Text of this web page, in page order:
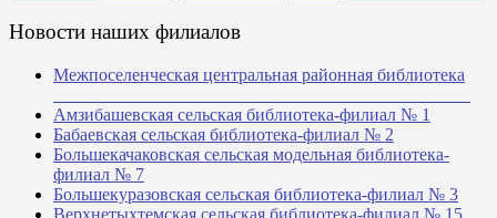
Новости наших филиалов
Межпоселенческая центральная районная библиотека
Амзибашевская сельская библиотека-филиал № 1
Бабаевская сельская библиотека-филиал № 2
Большекачаковская сельская модельная библиотека-
филиал № 7
Большекуразовская сельская библиотека-филиал № 3